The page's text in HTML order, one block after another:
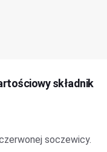
składnik
soczewicy.